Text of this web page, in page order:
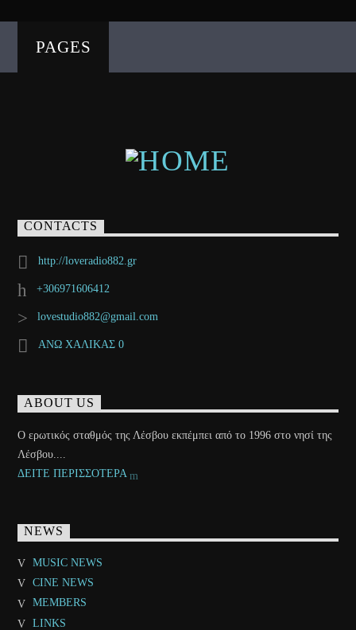
PAGES
CONTACTS
http://loveradio882.gr
+306971606412
lovestudio882@gmail.com
ΑΝΩ ΧΑΛΙΚΑΣ 0
ABOUT US
Ο ερωτικός σταθμός της Λέσβου εκπέμπει από το 1996 στο νησί της
Λέσβου....
ΔΕΙΤΕ ΠΕΡΙΣΣΟΤΕΡΑ
NEWS
MUSIC NEWS
CINE NEWS
MEMBERS
LINKS